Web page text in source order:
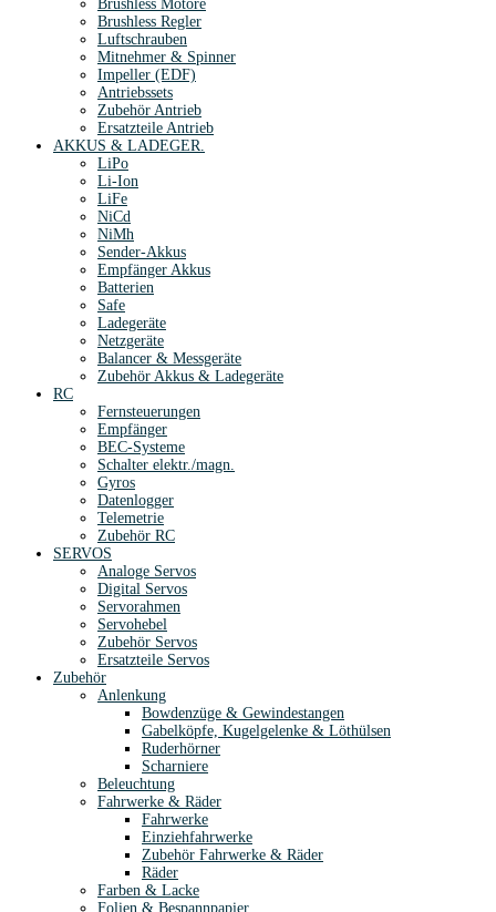
Brushless Motore
Brushless Regler
Luftschrauben
Mitnehmer & Spinner
Impeller (EDF)
Antriebssets
Zubehör Antrieb
Ersatzteile Antrieb
AKKUS & LADEGER.
LiPo
Li-Ion
LiFe
NiCd
NiMh
Sender-Akkus
Empfänger Akkus
Batterien
Safe
Ladegeräte
Netzgeräte
Balancer & Messgeräte
Zubehör Akkus & Ladegeräte
RC
Fernsteuerungen
Empfänger
BEC-Systeme
Schalter elektr./magn.
Gyros
Datenlogger
Telemetrie
Zubehör RC
SERVOS
Analoge Servos
Digital Servos
Servorahmen
Servohebel
Zubehör Servos
Ersatzteile Servos
Zubehör
Anlenkung
Bowdenzüge & Gewindestangen
Gabelköpfe, Kugelgelenke & Löthülsen
Ruderhörner
Scharniere
Beleuchtung
Fahrwerke & Räder
Fahrwerke
Einziehfahrwerke
Zubehör Fahrwerke & Räder
Räder
Farben & Lacke
Folien & Bespannpapier